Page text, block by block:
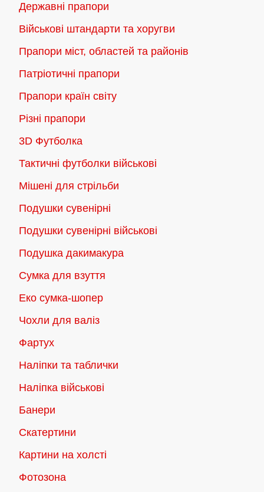
вибрати
на
товару
Державні прапори
Військові штандарти та хоругви
Прапори міст, областей та районів
Патріотичні прапори
Прапори країн світу
Різні прапори
3D Футболка
Тактичні футболки військові
Мішені для стрільби
Подушки сувенірні
Подушки сувенірні військові
Подушка дакимакура
Сумка для взуття
Еко сумка-шопер
Чохли для валіз
Фартух
Наліпки та таблички
Наліпка військові
Банери
Скатертини
Картини на холсті
Фотозона